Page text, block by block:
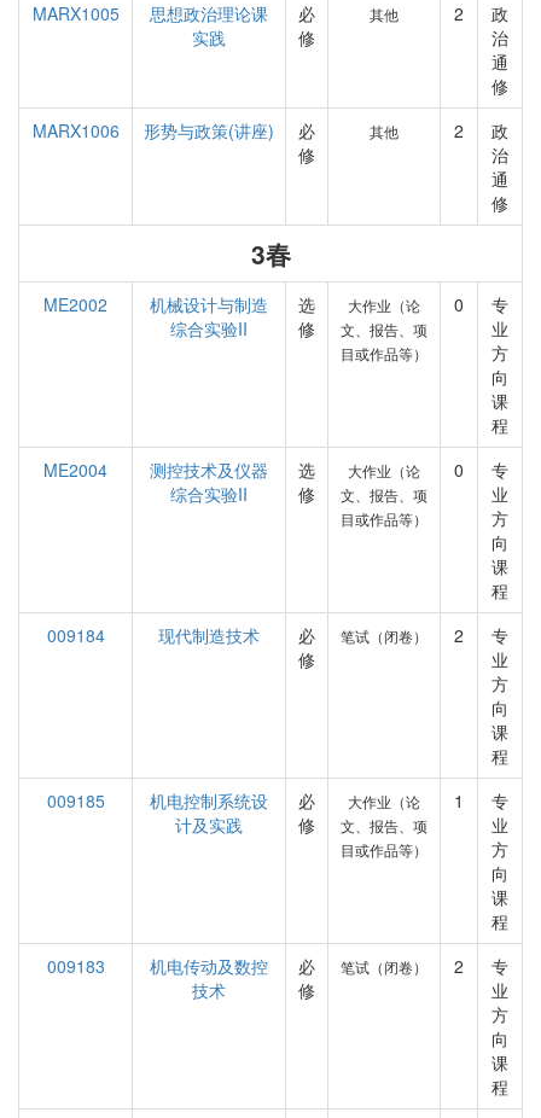
MARX1005
思想政治理论课
实践
必
修
其他 2
政
治
通
修
MARX1006
形势与政策(讲座)
必
修
其他 2
政
治
通
修
3春
ME2002
机械设计与制造
综合实验II
选
修
大作业（论
文、报告、项
目或作品等）
0
专
业
方
向
课
程
ME2004
测控技术及仪器
综合实验II
选
修
大作业（论
文、报告、项
目或作品等）
0
专
业
方
向
课
程
009184
现代制造技术
必
修
笔试（闭卷） 2
专
业
方
向
课
程
009185
机电控制系统设
计及实践
必
修
大作业（论
文、报告、项
目或作品等）
1
专
业
方
向
课
程
009183
机电传动及数控
技术
必
修
笔试（闭卷） 2
专
业
方
向
课
程